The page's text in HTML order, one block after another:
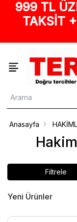
999 TL
TAKSİT
Anasayfa
Filtrele
Yeni Ürünler